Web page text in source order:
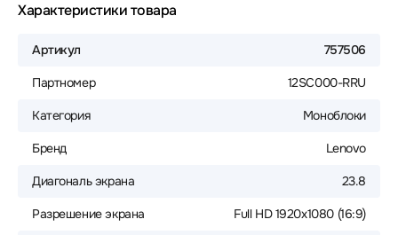
Характеристики товара
Артикул 757506
Партномер 12SC000-RRU
Категория Моноблоки
Бренд Lenovo
Диагональ экрана 23.8
Разрешение экрана Full HD 1920x1080 (16:9)